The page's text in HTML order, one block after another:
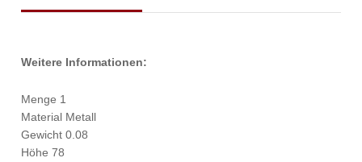
Weitere Informationen:
Menge 1
Material Metall
Gewicht 0.08
Höhe 78